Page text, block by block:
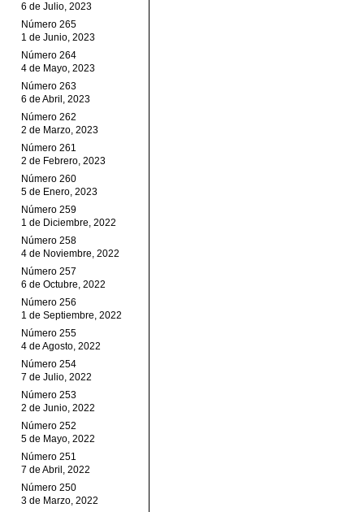
6 de Julio, 2023
Número 265
1 de Junio, 2023
Número 264
4 de Mayo, 2023
Número 263
6 de Abril, 2023
Número 262
2 de Marzo, 2023
Número 261
2 de Febrero, 2023
Número 260
5 de Enero, 2023
Número 259
1 de Diciembre, 2022
Número 258
4 de Noviembre, 2022
Número 257
6 de Octubre, 2022
Número 256
1 de Septiembre, 2022
Número 255
4 de Agosto, 2022
Número 254
7 de Julio, 2022
Número 253
2 de Junio, 2022
Número 252
5 de Mayo, 2022
Número 251
7 de Abril, 2022
Número 250
3 de Marzo, 2022